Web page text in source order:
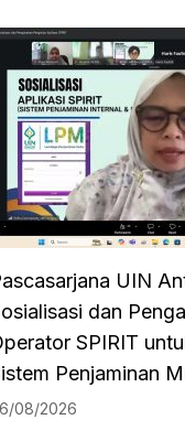
UIN
dan
SPIRIT
Penjaminan
08/2026